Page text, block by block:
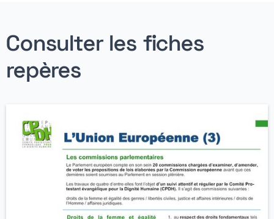
Consulter les fiches
repères